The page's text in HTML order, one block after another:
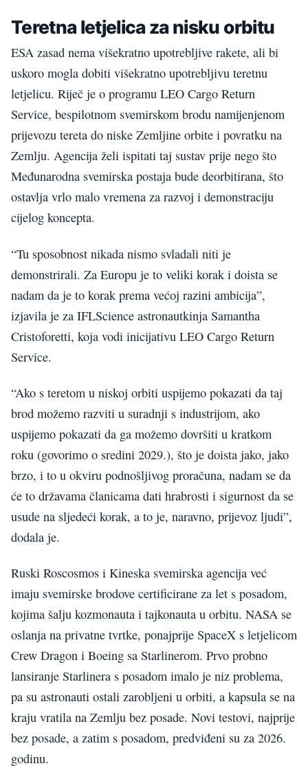
Teretna letjelica za nisku orbitu
ESA zasad nema višekratno upotrebljive rakete, ali bi
uskoro mogla dobiti višekratno upotrebljivu teretnu
letjelicu. Riječ je o programu LEO Cargo Return
Service, bespilotnom svemirskom brodu namijenjenom
prijevozu tereta do niske Zemljine orbite i povratku na
Zemlju. Agencija želi ispitati taj sustav prije nego što
Međunarodna svemirska postaja bude deorbitirana, što
ostavlja vrlo malo vremena za razvoj i demonstraciju
cijelog koncepta.
“Tu sposobnost nikada nismo svladali niti je
demonstrirali. Za Europu je to veliki korak i doista se
nadam da je to korak prema većoj razini ambicija”,
izjavila je za IFLScience astronautkinja Samantha
Cristoforetti, koja vodi inicijativu LEO Cargo Return
Service.
“Ako s teretom u niskoj orbiti uspijemo pokazati da taj
brod možemo razviti u suradnji s industrijom, ako
uspijemo pokazati da ga možemo dovršiti u kratkom
roku (govorimo o sredini 2029.), što je doista jako, jako
brzo, i to u okviru podnošljivog proračuna, nadam se da
će to državama članicama dati hrabrosti i sigurnost da se
usude na sljedeći korak, a to je, naravno, prijevoz ljudi”,
dodala je.
Ruski Roscosmos i Kineska svemirska agencija već
imaju svemirske brodove certificirane za let s posadom,
kojima šalju kozmonauta i tajkonauta u orbitu. NASA se
oslanja na privatne tvrtke, ponajprije SpaceX s letjelicom
Crew Dragon i Boeing sa Starlinerom. Prvo probno
lansiranje Starlinera s posadom imalo je niz problema,
pa su astronauti ostali zarobljeni u orbiti, a kapsula se na
kraju vratila na Zemlju bez posade. Novi testovi, najprije
bez posade, a zatim s posadom, predviđeni su za 2026.
godinu.